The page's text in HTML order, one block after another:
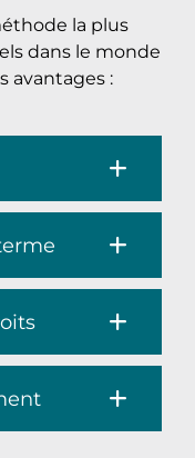
la plus
dans le monde
avantages :